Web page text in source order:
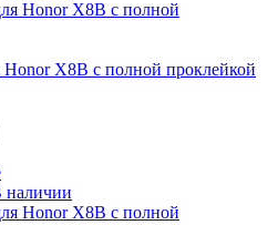
Honor X8B с полной проклейкой
наличии